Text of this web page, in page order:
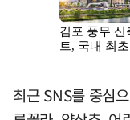
최근 SNS를 중심